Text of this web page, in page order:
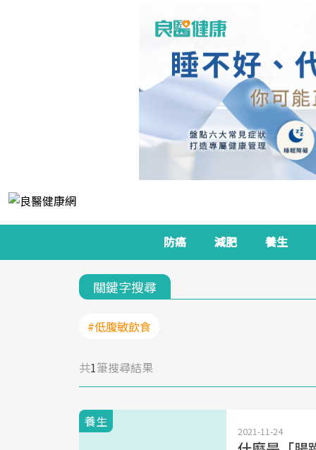
防癌 減肥 養生
關鍵字搜尋
#低腹敏飲食
共1筆搜尋結果
養生
2021-11-24